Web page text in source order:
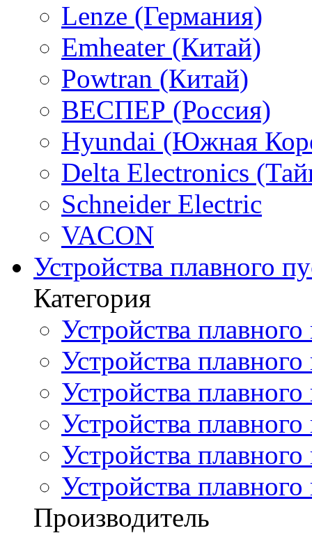
Lenze (Германия)
Emheater (Китай)
Powtran (Китай)
ВЕСПЕР (Россия)
Hyundai (Южная
Delta Electronics
Schneider Electric
VACON
Устройства плавного
Категория
Устройства
Устройства
Устройства
Устройства
Устройства
Устройства
Производитель